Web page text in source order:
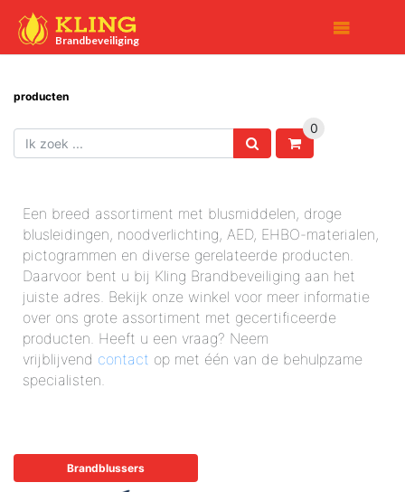
Brandbeveiliging

producten
0
Een breed assortiment met blusmiddelen, droge
blusleidingen, noodverlichting, AED, EHBO-materialen,
pictogrammen en diverse gerelateerde producten.
Daarvoor bent u bij Kling Brandbeveiliging aan het
juiste adres. Bekijk onze winkel voor meer informatie
over ons grote assortiment met gecertificeerde
producten. Heeft u een vraag? Neem
vrijblijvend contact op met één van de behulpzame
specialisten.
Brandblussers